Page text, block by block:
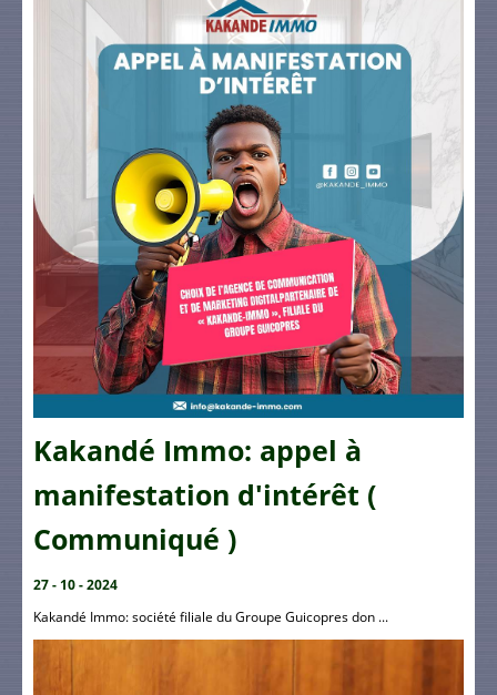
Kakandé Immo: appel à
manifestation d'intérêt (
Communiqué )
27 - 10 - 2024
Kakandé Immo: société filiale du Groupe Guicopres don ...